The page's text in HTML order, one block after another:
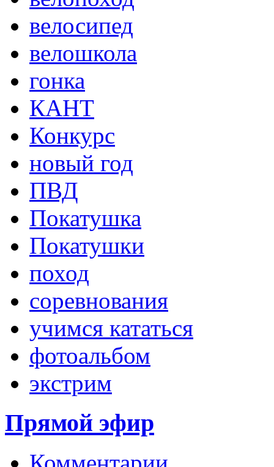
велосипед
велошкола
гонка
КАНТ
Конкурс
новый год
ПВД
Покатушка
Покатушки
поход
соревнования
учимся кататься
фотоальбом
экстрим
Прямой эфир